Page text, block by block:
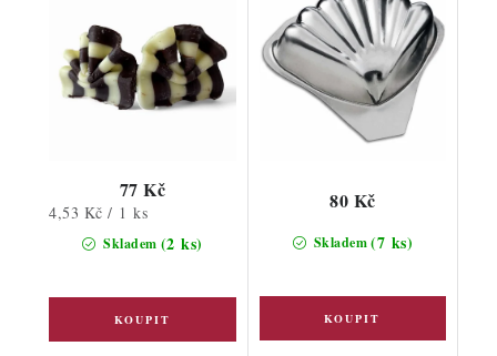
Skladem (2 ks)
77 Kč
Měrná
4,53 Kč / 1 ks
Skladem(7 ks)
80 Kč